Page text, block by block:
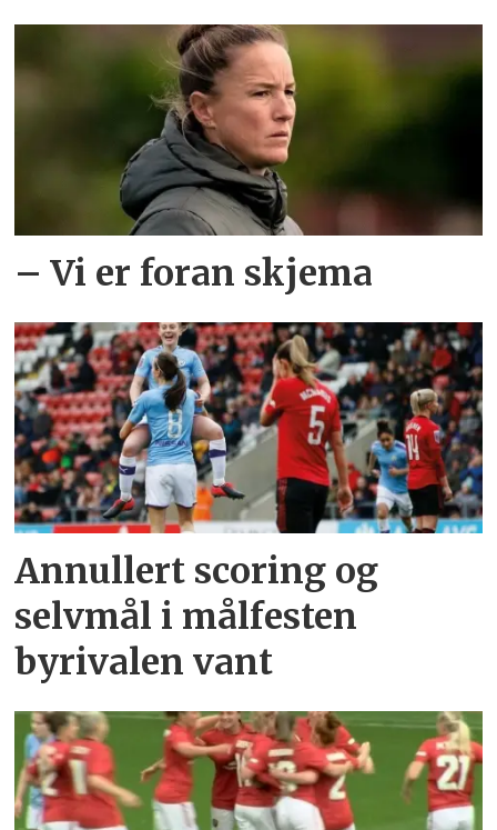
– Vi er foran skjema
Annullert scoring og
selvmål i målfesten
byrivalen vant